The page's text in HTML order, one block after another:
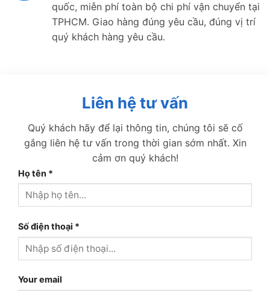
quốc, miễn phí toàn bộ chi phí vận chuyển tại
TPHCM. Giao hàng đúng yêu cầu, đúng vị trí
quý khách hàng yêu cầu.
Liên hệ tư vấn
Quý khách hãy để lại thông tin, chúng tôi sẽ cố
gắng liên hệ tư vấn trong thời gian sớm nhất. Xin
cảm ơn quý khách!
Họ tên *
Số điện thoại *
Your email